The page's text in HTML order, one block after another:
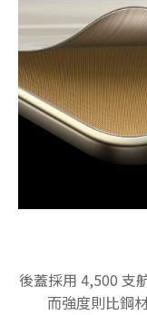
後蓋採用 4,500 支
而強度則比鋼